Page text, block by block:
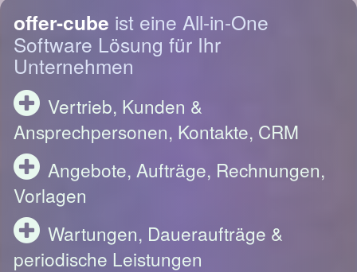
offer-cube ist eine All-in-One
Software Lösung für Ihr
Unternehmen
Vertrieb, Kunden &
Ansprechpersonen, Kontakte, CRM
Angebote, Aufträge, Rechnungen,
Vorlagen
Wartungen, Daueraufträge &
periodische Leistungen